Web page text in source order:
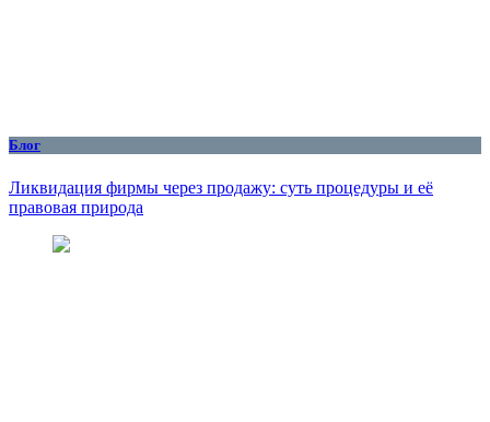
Блог
Ликвидация фирмы через продажу: суть процедуры и её
правовая природа